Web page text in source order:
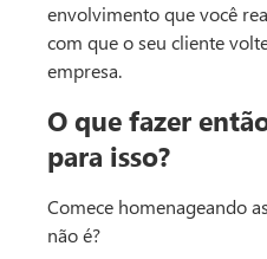
envolvimento que você
com que o seu cliente
empresa.
O que fazer
para isso?
Comece homenageando
não é?